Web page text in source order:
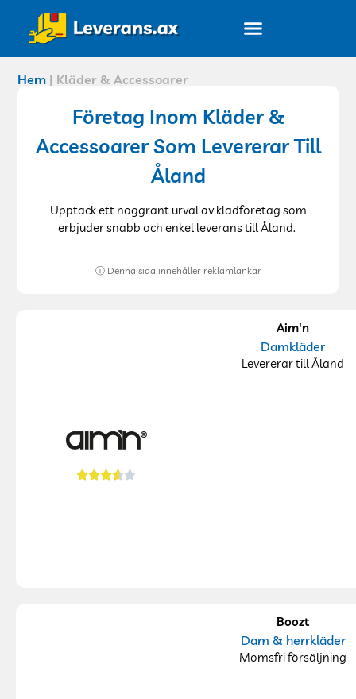
Hem | Kläder & Accessoarer
Företag Inom Kläder &
Accessoarer Som Levererar Till
Åland
Upptäck ett noggrant urval av klädföretag som
erbjuder snabb och enkel leverans till Åland.
ⓘ Denna sida innehåller reklamlänkar
Aim'n
Damkläder
Levererar till Åland
Boozt
Dam & herrkläder
Momsfri försäljning